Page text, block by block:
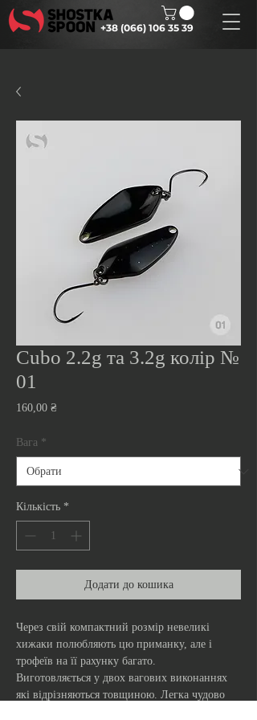
+38 (066) 106 35 39
Cubo 2.2g та 3.2g колір №
01
160,00 ₴Ціна
Вага *
Кількість *
Додати до кошика
Через свій компактний розмір невеликі
хижаки полюбляють цю приманку, але і
трофеїв на її рахунку багато.
Виготовляється у двох вагових виконаннях
які відрізняються товщиною. Легка чудово